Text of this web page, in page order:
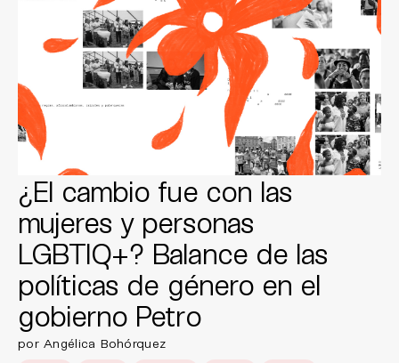
¿El cambio fue con las
mujeres y personas
LGBTIQ+? Balance de las
políticas de género en el
gobierno Petro
por Angélica Bohórquez